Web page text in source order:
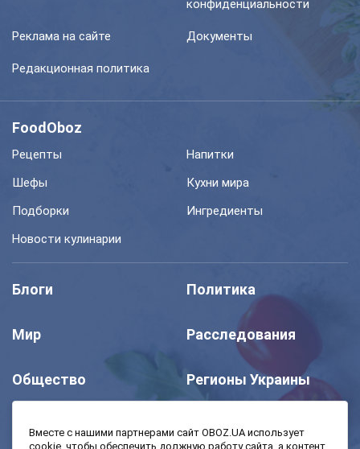
конфиденциальности
Реклама на сайте Документы
Редакционная политика
FoodOboz
Рецепты
Напитки
Шефы
Кухни мира
Подборки
Ингредиенты
Новости кулинарии
Блоги Политика
Мир Расследования
Общество Регионы Украины
Шоу Спорт
Вместе с нашими партнерами сайт OBOZ.UA использует
cookie, чтобы обеспечить должную работу сайта, а контент